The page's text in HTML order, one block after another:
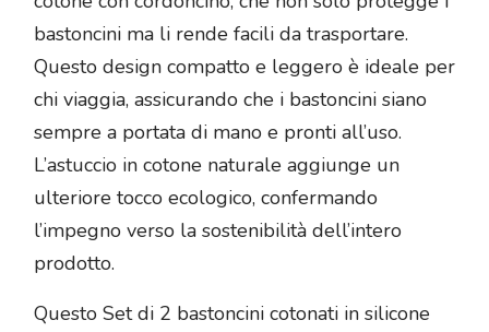
bastoncini ma li rende facili da trasportare.
Questo design compatto e leggero è ideale per
chi viaggia, assicurando che i bastoncini siano
sempre a portata di mano e pronti all’uso.
L’astuccio in cotone naturale aggiunge un
ulteriore tocco ecologico, confermando
l’impegno verso la sostenibilità dell’intero
prodotto.
Questo Set di 2 bastoncini cotonati in silicone